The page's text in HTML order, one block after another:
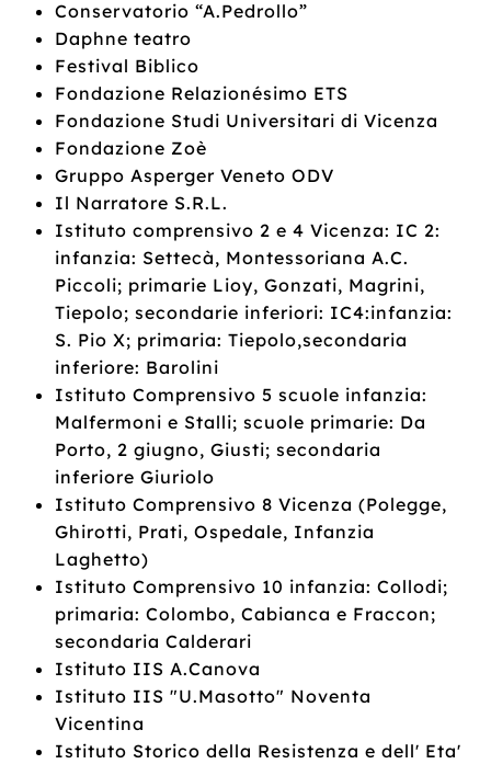
Conservatorio “A.Pedrollo”
Daphne teatro
Festival Biblico
Fondazione Relazionésimo ETS
Fondazione Studi Universitari di Vicenza
Fondazione Zoè
Gruppo Asperger Veneto ODV
Il Narratore S.R.L.
Istituto comprensivo 2 e 4 Vicenza: IC 2:
infanzia: Settecà, Montessoriana A.C.
Piccoli; primarie Lioy, Gonzati, Magrini,
Tiepolo; secondarie inferiori: IC4:infanzia:
S. Pio X; primaria: Tiepolo,secondaria
inferiore: Barolini
Istituto Comprensivo 5 scuole infanzia:
Malfermoni e Stalli; scuole primarie: Da
Porto, 2 giugno, Giusti; secondaria
inferiore Giuriolo
Istituto Comprensivo 8 Vicenza (Polegge,
Ghirotti, Prati, Ospedale, Infanzia
Laghetto)
Istituto Comprensivo 10 infanzia: Collodi;
primaria: Colombo, Cabianca e Fraccon;
secondaria Calderari
Istituto IIS A.Canova
Istituto IIS "U.Masotto" Noventa
Vicentina
Istituto Storico della Resistenza e dell' Eta'